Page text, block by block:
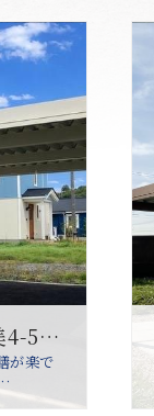
スウェーデンガーデン当別太美4-5分譲住宅
が楽で